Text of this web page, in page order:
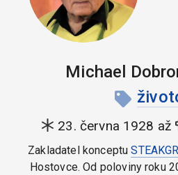
Michael
23. června 1928 až
Zakladatel konceptu
Hostovce. Od poloviny roku